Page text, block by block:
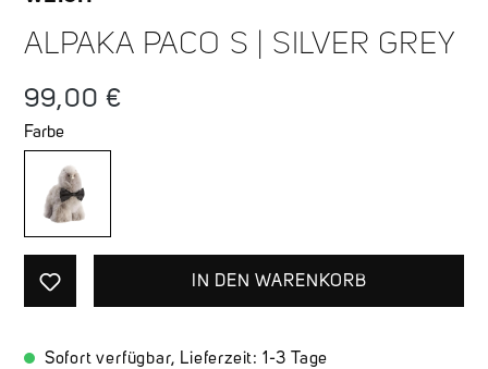
ALPAKA PACO S | SILVER GREY
Regulärer Preis:
99,00 €
Farbe
IN DEN WARENKORB
Sofort verfügbar, Lieferzeit: 1-3 Tage